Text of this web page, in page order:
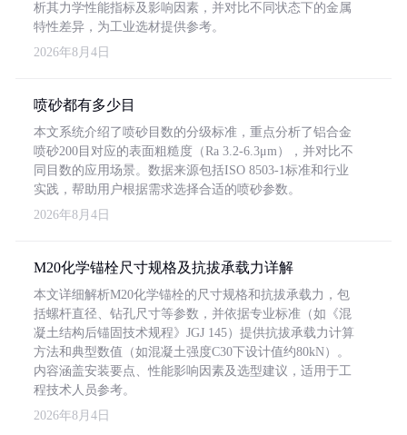
析其力学性能指标及影响因素，并对比不同状态下的金属
特性差异，为工业选材提供参考。
2026年8月4日
喷砂都有多少目
本文系统介绍了喷砂目数的分级标准，重点分析了铝合金
喷砂200目对应的表面粗糙度（Ra 3.2-6.3μm），并对比不
同目数的应用场景。数据来源包括ISO 8503-1标准和行业
实践，帮助用户根据需求选择合适的喷砂参数。
2026年8月4日
M20化学锚栓尺寸规格及抗拔承载力详解
本文详细解析M20化学锚栓的尺寸规格和抗拔承载力，包
括螺杆直径、钻孔尺寸等参数，并依据专业标准（如《混
凝土结构后锚固技术规程》JGJ 145）提供抗拔承载力计算
方法和典型数值（如混凝土强度C30下设计值约80kN）。
内容涵盖安装要点、性能影响因素及选型建议，适用于工
程技术人员参考。
2026年8月4日